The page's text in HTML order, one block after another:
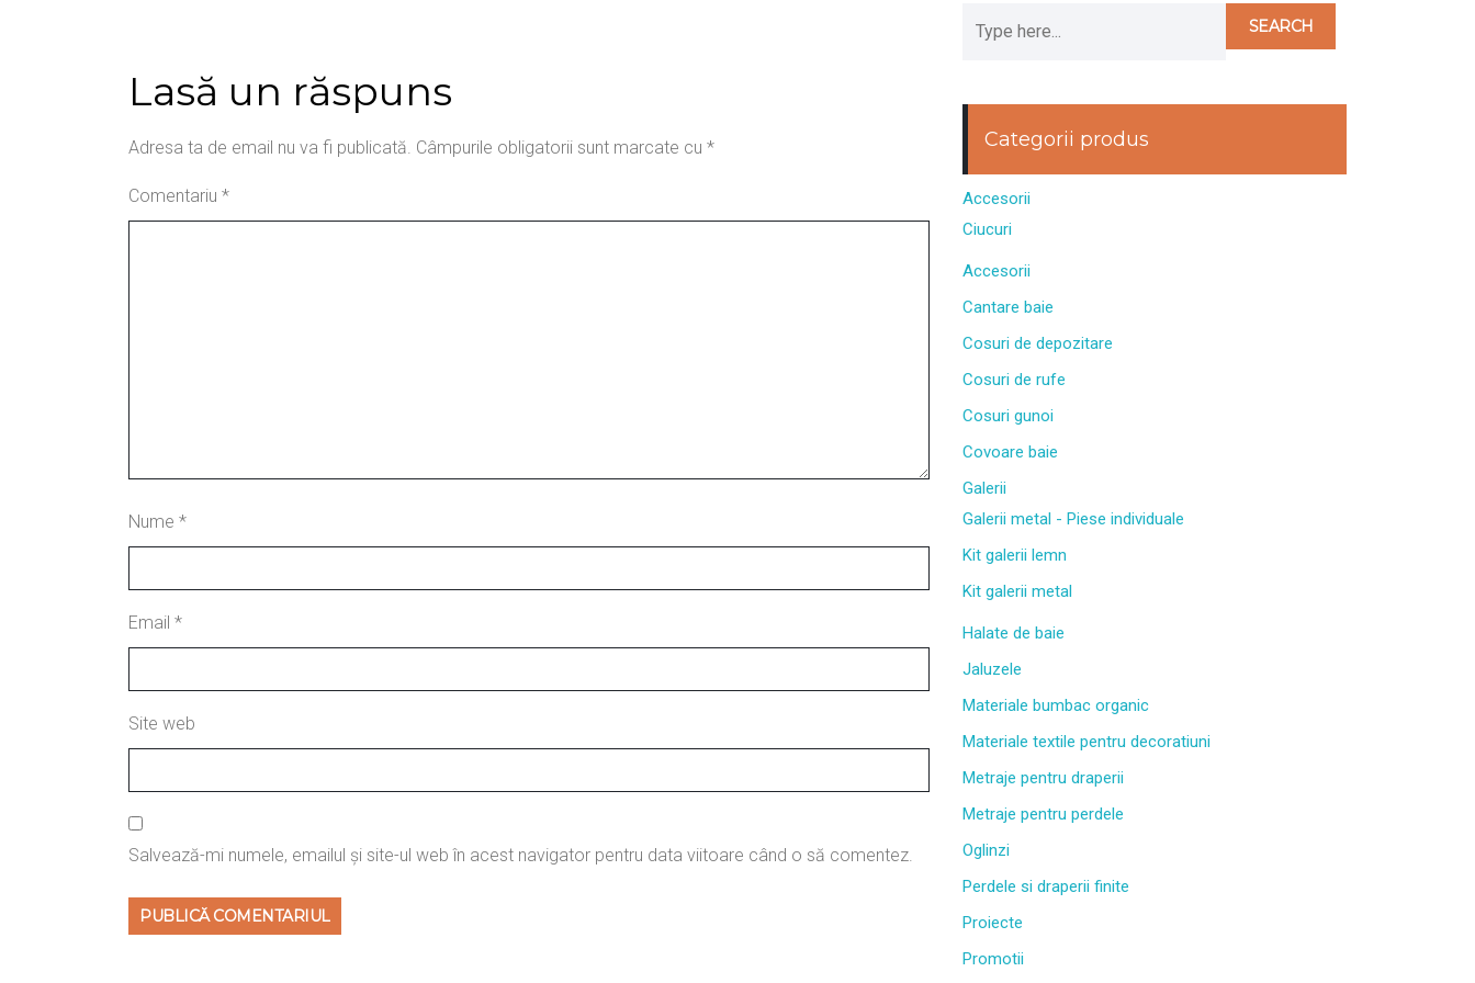
Lasă un răspuns
Adresa ta de email nu va fi publicată. Câmpurile obligatorii sunt marcate cu *
Comentariu *
Nume *
Email *
Site web
Salvează-mi numele, emailul și site-ul web în acest navigator pentru data viitoare când o să comentez.
Categorii produs
Accesorii
Ciucuri
Accesorii
Cantare baie
Cosuri de depozitare
Cosuri de rufe
Cosuri gunoi
Covoare baie
Galerii
Galerii metal - Piese individuale
Kit galerii lemn
Kit galerii metal
Halate de baie
Jaluzele
Materiale bumbac organic
Materiale textile pentru decoratiuni
Metraje pentru draperii
Metraje pentru perdele
Oglinzi
Perdele si draperii finite
Proiecte
Promotii